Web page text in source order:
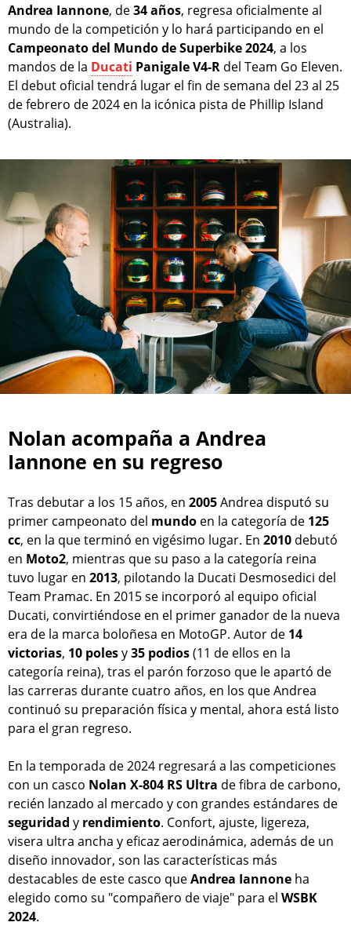
Andrea Iannone, de34 años, regresa oficialmente al
mundo de la competición y lo hará participando en el
Campeonato del Mundo de Superbike 2024, a los
mandos de la Ducati Panigale V4-R del Team Go Eleven.
El debut oficial tendrá lugar el fin de semana del 23 al 25
de febrero de 2024 en la icónica pista de Phillip Island
(Australia).
Nolan acompaña a Andrea
Iannone en su regreso
Tras debutar a los 15 años, en 2005Andrea disputó su
primer campeonato del mundo en la categoría de 125
cc, en la que terminó en vigésimo lugar. En 2010 debutó
en Moto2, mientras que su paso a la categoría reina
tuvo lugar en 2013, pilotando la Ducati Desmosedici del
Team Pramac. En 2015 se incorporó al equipo oficial
Ducati, convirtiéndose en el primer ganador de la nueva
era de la marca boloñesa en MotoGP. Autor de 14
victorias, 10 polesy35 podios(11 de ellos en la
categoría reina), tras el parón forzoso que le apartó de
las carreras durante cuatro años, en los que Andrea
continuó su preparación física y mental, ahora está listo
para el gran regreso.
En la temporada de 2024 regresará a las competiciones
con un casco Nolan X-804 RS Ultra de fibra de carbono,
recién lanzado al mercado y con grandes estándares de
seguridad y rendimiento. Confort, ajuste, ligereza,
visera ultra ancha y eficaz aerodinámica, además de un
diseño innovador, son las características más
destacables de este casco queAndrea Iannone ha
elegido como su "compañero de viaje" para el WSBK
2024.